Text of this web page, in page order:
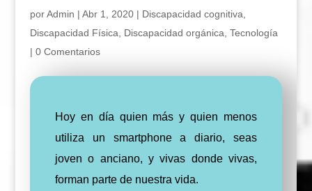
porAdmin | Abr 1, 2020| Discapacidad cognitiva
Discapacidad Física
Discapacidad orgánica Tecnología
| 0 Comentarios
Hoy en día quien más y quien menos
utiliza un smartphone a diario, seas
joven o anciano, y vivas donde vivas,
forman parte de nuestra vida.